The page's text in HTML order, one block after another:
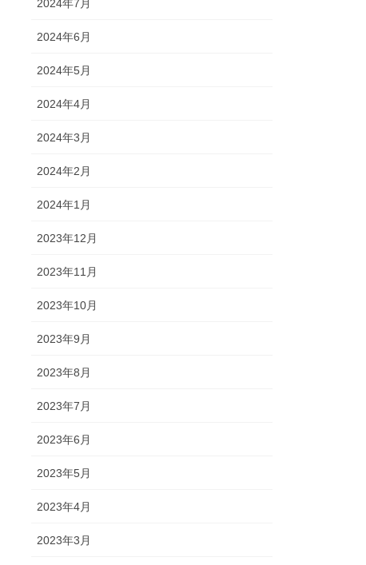
2024年7月
2024年6月
2024年5月
2024年4月
2024年3月
2024年2月
2024年1月
2023年12月
2023年11月
2023年10月
2023年9月
2023年8月
2023年7月
2023年6月
2023年5月
2023年4月
2023年3月